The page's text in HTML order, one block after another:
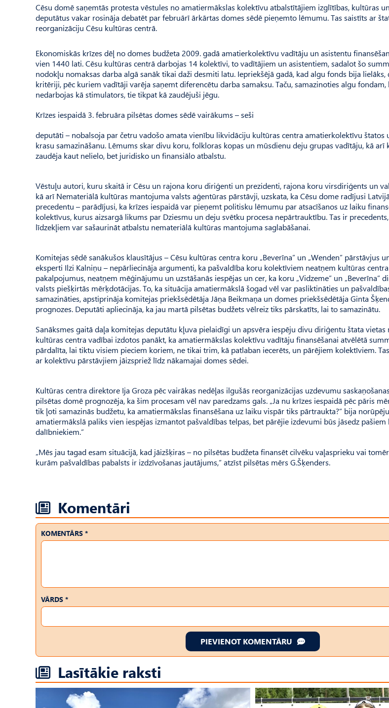
Cēsu domē saņemtās protesta vēstules no amatiermākslas kolektīvu atbalstītājiem izglītības, kultūras
deputātus vakar rosināja debatēt par februārī ārkārtas domes sēdē pieņemto lēmumu. Tas saistīts ar
reorganizāciju Cēsu kultūras centrā.
Ekonomiskās krīzes dēļ no domes budžeta 2009. gadā amatierkolektīvu vadītāju un asistentu
vien 1440 lati. Cēsu kultūras centrā darbojas 14 kolektīvi, to vadītājiem un asistentiem, sadalot šo
nodokļu nomaksas darba algā sanāk tikai daži desmiti latu. Iepriekšējā gadā, kad algu fonds bija
kritēriji, pēc kuriem vadītāji varēja saņemt diferencētu darba samaksu. Taču, samazinoties algu
nedarbojas kā stimulators, tie tikpat kā zaudējuši jēgu.
Krīzes iespaidā 3. februāra pilsētas domes sēdē vairākums – seši
deputāti – nobalsoja par četru vadošo amata vienību likvidāciju kultūras centra amatierkolektīvu štatos
krasu samazināšanu. Lēmums skar divu koru, folkloras kopas un mūsdienu deju grupas vadītāju, kā arī
zaudēja kaut nelielo, bet juridisko un finansiālo atbalstu.
Vēstuļu autori, kuru skaitā ir Cēsu un rajona koru diriģenti un prezidenti, rajona koru virsdiriģents un
kā arī Nemateriālā kultūras mantojuma valsts aģentūras pārstāvji, uzskata, ka Cēsu dome radījusi
precedentu – parādījusi, ka krīzes iespaidā var pieņemt politisku lēmumu par atsacīšanos uz laiku
kolektīvus, kurus aizsargā likums par Dziesmu un deju svētku procesa nepārtrauktību. Tas ir
līdzekļiem var sašaurināt atbalstu nemateriālā kultūras mantojuma saglabāšanai.
Komitejas sēdē sanākušos klausītājus – Cēsu kultūras centra koru „Beverīna” un „Wenden” pārstāvjus
eksperti Ilzi Kalniņu – nepārliecināja argumenti, ka pašvaldība koru kolektīviem neatņem kultūras
pakalpojumus, neatņem mēģinājumu un uzstāšanās iespējas un cer, ka koru „Vidzeme” un „Beverīna”
valsts piešķirtās mērķdotācijas. To, ka situācija amatiermākslā šogad vēl var pasliktināties un
samazināties, apstiprināja komitejas priekšsēdētāja Jāņa Beikmaņa un domes priekšsēdētāja Ginta
prognozes. Deputāti apliecināja, ka jau martā pilsētas budžets vēlreiz tiks pārskatīts, lai to samazinātu.
Sanāksmes gaitā daļa komitejas deputātu kļuva pielaidīgi un apsvēra iespēju divu diriģentu štata vietas
kultūras centra vadībai izdotos panākt, ka amatiermākslas kolektīvu vadītāju finansēšanai atvēlētā
pārdalīta, lai tiktu visiem pieciem koriem, ne tikai trim, kā patlaban iecerēts, un pārējiem kolektīviem.
ar kolektīvu pārstāvjiem jāizspriež līdz nākamajai domes sēdei.
Kultūras centra direktore Ija Groza pēc vairākas nedēļas ilgušās reorganizācijas uzdevumu
pilsētas domē prognozēja, ka šim procesam vēl nav paredzams gals. „Ja nu krīzes iespaidā pēc pāris
tik ļoti samazinās budžetu, ka amatiermākslas finansēšana uz laiku vispār tiks pārtraukta?” bija
amatiermākslā paliks vien iespējas izmantot pašvaldības telpas, bet pārējie izdevumi būs jāsedz
dalībniekiem.”
„Mēs jau tagad esam situācijā, kad jāizšķiras – no pilsētas budžeta finansēt cilvēku vaļasprieku vai
kurām pašvaldības pabalsts ir izdzīvošanas jautājums,” atzīst pilsētas mērs G.Šķenders.
Komentāri
KOMENTĀRS *
VĀRDS *
PIEVIENOT KOMENTĀRU
Lasītākie raksti